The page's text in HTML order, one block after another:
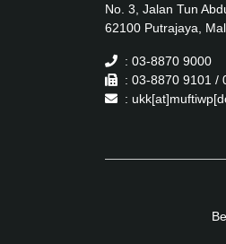
No. 3, Jalan Tun
62100 Putrajaya,
: 03-8870 9000
: 03-8870 9101 /
: